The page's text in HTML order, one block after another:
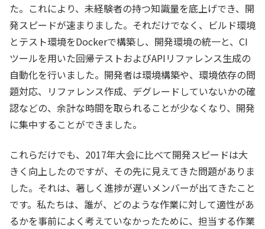
た。これにより、未経験者の持つ知識量を底上げでき、開
発スピードが速まりました。それだけでなく、ビルド環境
とテスト環境をDockerで構築し、開発環境の統一と、CI
ツールを用いた回帰テストおよびAPIリファレンス生成の
自動化を行いました。開発者は環境構築や、環境依存の問
題対応、リファレンス作成、デグレードしていないかの確
認などの、余計な時間を取られることが少なくなり、開発
に集中することができました。
これらだけでも、2017年大会に比べて開発スピードは大
きく向上したのですが、その先に見えてきた問題がありま
した。それは、著しく進捗が遅いメンバーが出てきたこと
です。私たちは、誰が、どのような作業に対して適性があ
るかを事前によく考えていなかったために、担当する作業